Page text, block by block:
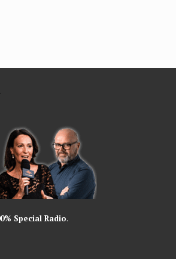
Special Radio.